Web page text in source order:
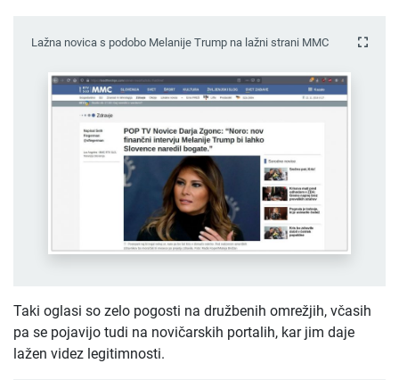
Lažna novica s podobo Melanije Trump na lažni strani MMC
Taki oglasi so zelo pogosti na družbenih omrežjih, včasih
pa se pojavijo tudi na novičarskih portalih, kar jim daje
lažen videz legitimnosti.